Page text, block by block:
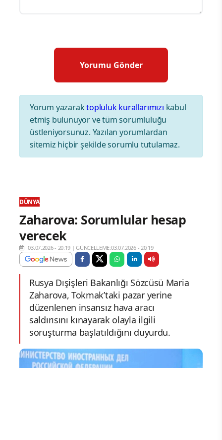
Yorum yazaraktopluluk kurallarımızı kabul
etmiş bulunuyor ve tüm sorumluluğu
üstleniyorsunuz. Yazılan yorumlardan
sitemiz hiçbir şekilde sorumlu tutulamaz.
DÜNYA
Zaharova: Sorumlular hesap
verecek
03.07.2026 - 20:19 |GÜNCELLEME:03.07.2026 - 20:19
Rusya Dışişleri Bakanlığı Sözcüsü Maria
Zaharova, Tokmak’taki pazar yerine
düzenlenen insansız hava aracı
saldırısını kınayarak olayla ilgili
soruşturma başlatıldığını duyurdu.